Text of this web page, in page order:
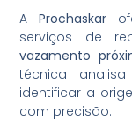
AProchaskar
serviços de
vazamento
técnica
identificar a
com precisão.